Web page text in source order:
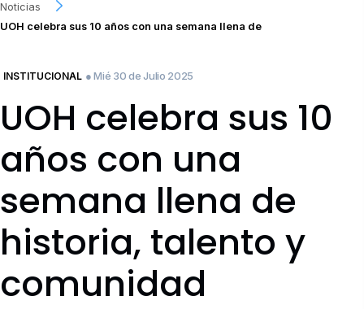
Noticias
UOH celebra sus 10 años con una semana llena de
INSTITUCIONAL ● Mié 30 de Julio 2025
UOH celebra sus 10
años con una
semana llena de
historia, talento y
comunidad